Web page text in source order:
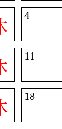
4
11
18